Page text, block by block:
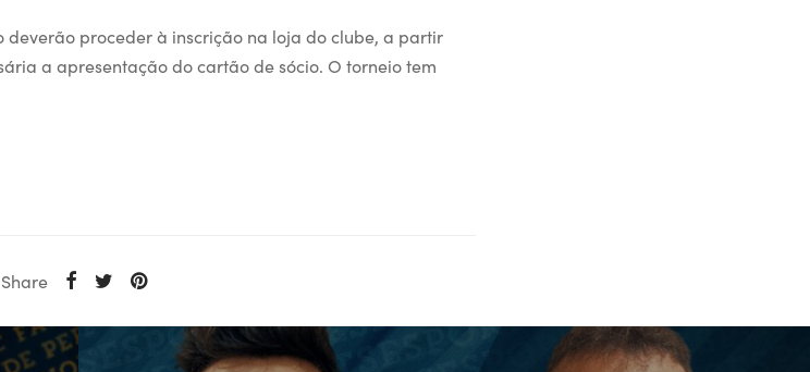
proceder à inscrição na loja do clube, a partir
a apresentação do cartão de sócio. O torneio tem
Share